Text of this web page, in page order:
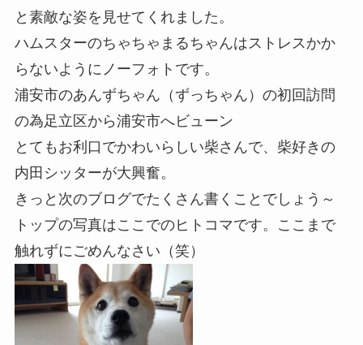
と素敵な姿を見せてくれました。
ハムスターのちゃちゃまるちゃんはストレスかか
らないようにノーフォトです。
浦安市のあんずちゃん（ずっちゃん）の初回訪問
の為足立区から浦安市へビューン
とてもお利口でかわいらしい柴さんで、柴好きの
内田シッターが大興奮。
きっと次のブログでたくさん書くことでしょう～
トップの写真はここでのヒトコマです。ここまで
触れずにごめんなさい（笑）